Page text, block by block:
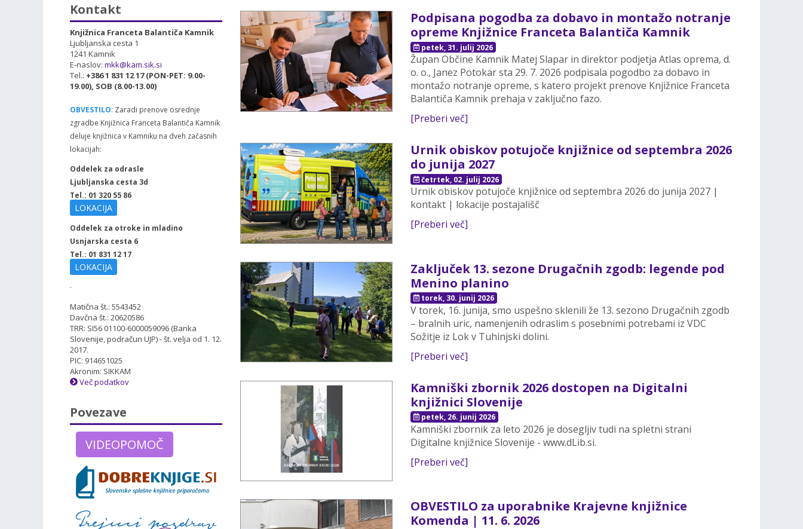
Podpisana pogodba za dobavo in montažo notranje
opreme Knjižnice Franceta Balantiča Kamnik
petek, 31. julij 2026
Župan Občine Kamnik Matej Slapar in direktor podjetja Atlas oprema, d.
o. o., Janez Potokar sta 29. 7. 2026 podpisala pogodbo za dobavo in
montažo notranje opreme, s katero projekt prenove Knjižnice Franceta
Balantiča Kamnik prehaja v zaključno fazo.
[Preberi več]
Urnik obiskov potujoče knjižnice od septembra 2026
do junija 2027
četrtek, 02. julij 2026
Urnik obiskov potujoče knjižnice od septembra 2026 do junija 2027 |
kontakt | lokacije postajališč
[Preberi več]
Zaključek 13. sezone Drugačnih zgodb: legende pod
Menino planino
torek, 30. junij 2026
V torek, 16. junija, smo uspešno sklenili že 13. sezono Drugačnih zgodb
– bralnih uric, namenjenih odraslim s posebnimi potrebami iz VDC
Sožitje iz Lok v Tuhinjski dolini.
[Preberi več]
Kamniški zbornik 2026 dostopen na Digitalni
knjižnici Slovenije
petek, 26. junij 2026
Kamniški zbornik za leto 2026 je dosegljiv tudi na spletni strani
Digitalne knjižnice Slovenije - www.dLib.si.
[Preberi več]
OBVESTILO za uporabnike Krajevne knjižnice
Komenda | 11. 6. 2026
Kontakt
Knjižnica Franceta Balantiča Kamnik
Ljubljanska cesta 1
1241 Kamnik
E-naslov: mkk@kam.sik.si
Tel.: +386 1 831 12 17 (PON-PET: 9.00-
19.00), SOB (8.00-13.00)
OBVESTILO: Zaradi prenove osrednje
zgradbe Knjižnica Franceta Balantiča Kamnik
deluje knjižnica v Kamniku na dveh začasnih
lokacijah:
Oddelek za odrasle
Ljubljanska cesta 3d
Tel.: 01 320 55 86
LOKACIJA
Oddelek za otroke in mladino
Usnjarska cesta 6
Tel.: 01 831 12 17
LOKACIJA
.
Matična št.: 5543452
Davčna št.: 20620586
TRR: SI56 01100-6000059096 (Banka
Slovenije, podračun UJP) - št. velja od 1. 12.
2017.
PIC: 914651025
Akronim: SIKKAM
Več podatkov
Povezave
VIDEOPOMOČ